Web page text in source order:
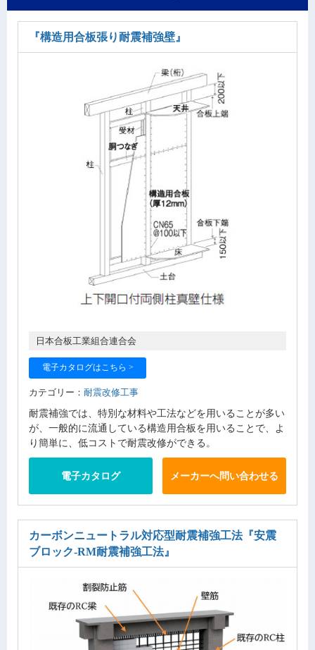
『構造用合板張り耐震補強壁』
日本合板工業組合連合会
電子カタログはこちら >
カテゴリー： 耐震改修工事
耐震補強では、特別な材料や工法などを用いることが多い
が、一般的に流通している構造用合板を用いることで、よ
り簡単に、低コストで耐震改修ができる。
電子カタログ メーカーへ問い合わせる
カーボンニュートラル対応型耐震補強工法 『安震
ブロック-RM耐震補強工法』